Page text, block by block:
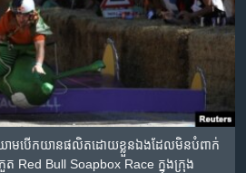
ាយាម​បើកយាន​ផលិត​ដោយ​ខ្លួនឯង​ដែល​មិន​បំពាក់​
Red Bull Soapbox Race ក្នុង​ក្រុង​